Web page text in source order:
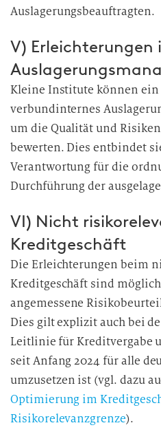
Auslagerungsbeauftragten.
V) Erleichterungen
Kleine Institute können ein
verbundinternes
um die Qualität und
bewerten. Dies entbindet
Verantwortung für die
Durchführung der
VI) Nicht
Kreditgeschäft
Die Erleichterungen beim
Kreditgeschäft sind
angemessene
Dies gilt explizit auch bei
Leitlinie für Kreditvergabe
seit Anfang 2024 für alle
umzusetzen ist (vgl. dazu
Optimierung im
Risikorelevanzgrenze).